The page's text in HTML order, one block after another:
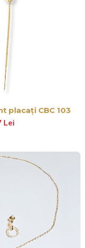
placați CBC 103
Lei